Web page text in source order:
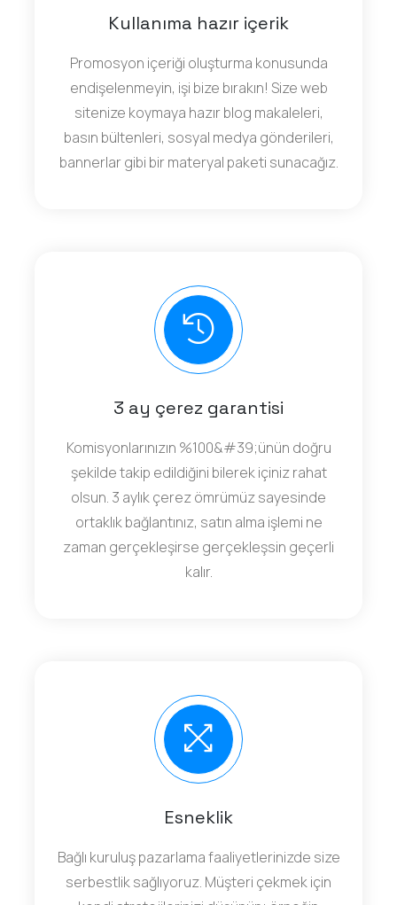
Kullanıma hazır içerik
Promosyon içeriği oluşturma konusunda
endişelenmeyin, işi bize bırakın! Size web
sitenize koymaya hazır blog makaleleri,
basın bültenleri, sosyal medya gönderileri,
bannerlar gibi bir materyal paketi sunacağız.
3 ay çerez garantisi
Komisyonlarınızın %100&#39;ünün doğru
şekilde takip edildiğini bilerek içiniz rahat
olsun. 3 aylık çerez ömrümüz sayesinde
ortaklık bağlantınız, satın alma işlemi ne
zaman gerçekleşirse gerçekleşsin geçerli
kalır.
Esneklik
Bağlı kuruluş pazarlama faaliyetlerinizde size
serbestlik sağlıyoruz. Müşteri çekmek için